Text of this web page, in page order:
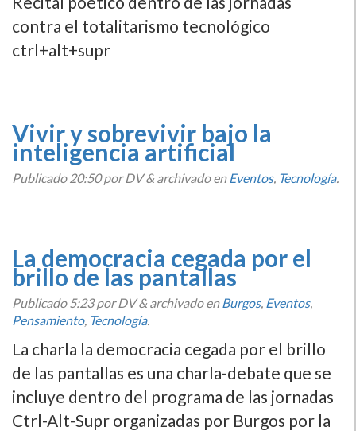
contra el totalitarismo tecnológico
ctrl+alt+supr
Vivir y sobrevivir bajo la
inteligencia artificial
Publicado20:50por DV&archivado enEventos, Tecnologí­a.
La democracia cegada por el
brillo de las pantallas
Publicado5:23por DV&archivado enBurgos, Eventos,
Pensamiento, Tecnologí­a.
La charla la democracia cegada por el brillo
de las pantallas es una charla-debate que se
incluye dentro del programa de las jornadas
Ctrl-Alt-Supr organizadas por Burgos por la